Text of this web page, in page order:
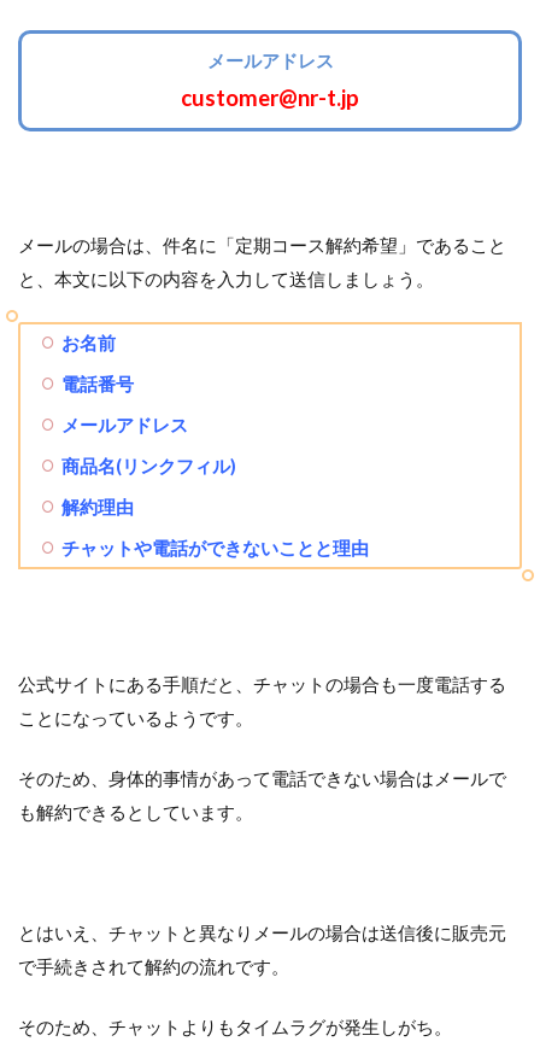
メールアドレス
customer@nr-t.jp
メールの場合は、件名に「定期コース解約希望」であること
と、本文に以下の内容を入力して送信しましょう。
お名前
電話番号
メールアドレス
商品名(リンクフィル)
解約理由
チャットや電話ができないことと理由
公式サイトにある手順だと、チャットの場合も一度電話する
ことになっているようです。
そのため、身体的事情があって電話できない場合はメールで
も解約できるとしています。
とはいえ、チャットと異なりメールの場合は送信後に販売元
で手続きされて解約の流れです。
そのため、チャットよりもタイムラグが発生しがち。